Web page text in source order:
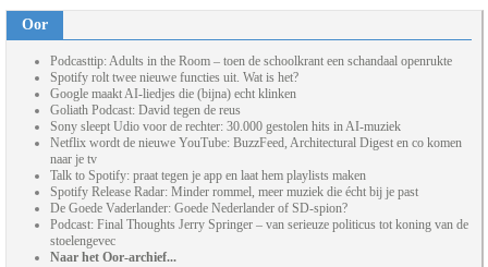
Oor
Podcasttip: Adults in the Room – toen de schoolkrant een schandaal openrukte
Spotify rolt twee nieuwe functies uit. Wat is het?
Google maakt AI-liedjes die (bijna) echt klinken
Goliath Podcast: David tegen de reus
Sony sleept Udio voor de rechter: 30.000 gestolen hits in AI-muziek
Netflix wordt de nieuwe YouTube: BuzzFeed, Architectural Digest en co komen
naar je tv
Talk to Spotify: praat tegen je app en laat hem playlists maken
Spotify Release Radar: Minder rommel, meer muziek die écht bij je past
De Goede Vaderlander: Goede Nederlander of SD-spion?
Podcast: Final Thoughts Jerry Springer – van serieuze politicus tot koning van de
stoelengevec
Naar het Oor-archief...